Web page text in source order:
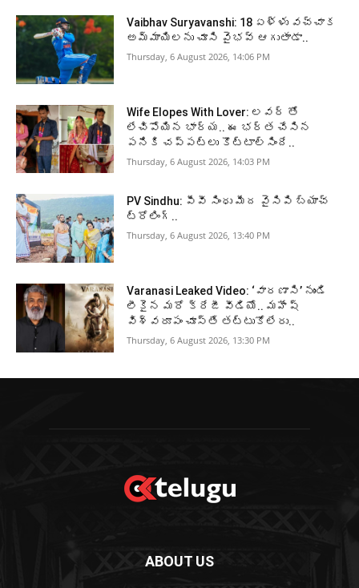
Vaibhav Suryavanshi: 18 ఏళ్ళు వచ్చాక
అమ్మాయిలను చూసి వైభవ్ ఆగుతాడా..
Thursday, 6 August 2026, 14:06 PM
Wife Elopes With Lover: లవర్ తో
లేచిపోయిన భార్య.. ఈ భర్త చేసిన
పనికి చప్పట్లు కొట్టాల్సిందే..
Thursday, 6 August 2026, 14:03 PM
PV Sindhu: పీవీ సింధు మీద వైసిపి బ్యాచ్
ట్రోలింగ్..
Thursday, 6 August 2026, 13:40 PM
Varanasi Leaked Video: ‘వారణాసి’ నుండి
లీకైన మరో క్రేజీ వీడియో.. మహేష్
విశ్వరూపం చూస్తే తట్టుకోలేరు..
Thursday, 6 August 2026, 13:30 PM
ABOUT US